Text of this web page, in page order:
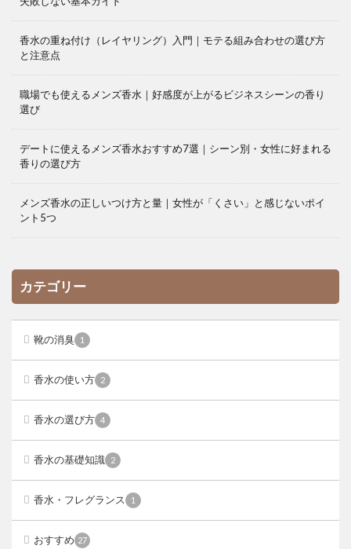
香水の重ね付け（レイヤリング）入門｜モテる組み合わせの選び方
と注意点
職場でも使えるメンズ香水｜好感度が上がるビジネスシーンの香り
選び
デートに使えるメンズ香水おすすめ7選｜シーン別・女性に好まれる
香りの選び方
メンズ香水の正しいつけ方と量｜女性が「くさい」と感じないポイ
ント5つ
カテゴリー
靴の消臭 1
香水の使い方 2
香水の選び方 4
香水の基礎知識 2
香水・フレグランス 1
おすすめ 27